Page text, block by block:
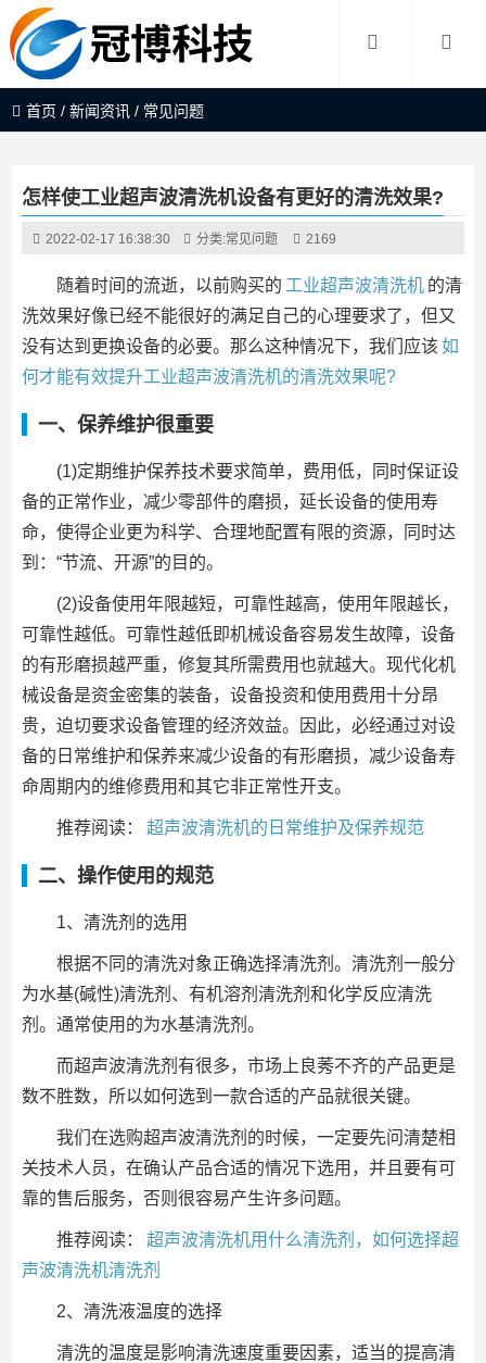
首页 /新闻资讯 / 常见问题
怎样使工业超声波清洗机设备有更好的清洗效果?
2022-02-17 16:38:30 分类:常见问题 2169
随着时间的流逝，以前购买的 工业超声波清洗机 的清
洗效果好像已经不能很好的满足自己的心理要求了，但又
没有达到更换设备的必要。那么这种情况下，我们应该 如
何才能有效提升工业超声波清洗机的清洗效果呢?
一、保养维护很重要
(1)定期维护保养技术要求简单，费用低，同时保证设
备的正常作业，减少零部件的磨损，延长设备的使用寿
命，使得企业更为科学、合理地配置有限的资源，同时达
到：“节流、开源”的目的。
(2)设备使用年限越短，可靠性越高，使用年限越长，
可靠性越低。可靠性越低即机械设备容易发生故障，设备
的有形磨损越严重，修复其所需费用也就越大。现代化机
械设备是资金密集的装备，设备投资和使用费用十分昂
贵，迫切要求设备管理的经济效益。因此，必经通过对设
备的日常维护和保养来减少设备的有形磨损，减少设备寿
命周期内的维修费用和其它非正常性开支。
推荐阅读： 超声波清洗机的日常维护及保养规范
二、操作使用的规范
1、清洗剂的选用
根据不同的清洗对象正确选择清洗剂。清洗剂一般分
为水基(碱性)清洗剂、有机溶剂清洗剂和化学反应清洗
剂。通常使用的为水基清洗剂。
而超声波清洗剂有很多，市场上良莠不齐的产品更是
数不胜数，所以如何选到一款合适的产品就很关键。
我们在选购超声波清洗剂的时候，一定要先问清楚相
关技术人员，在确认产品合适的情况下选用，并且要有可
靠的售后服务，否则很容易产生许多问题。
推荐阅读：
超声波清洗机用什么清洗剂，如何选择超
声波清洗机清洗剂
2、清洗液温度的选择
清洗的温度是影响清洗速度重要因素，适当的提高清